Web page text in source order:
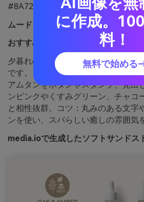
#8A7259
ムード：
柔らかい・ナチュラル・落
おすすめ用途：
ウェルネスブラン
夕暮れの暖かい砂岩のように、安心
です。ウェルネスブランドではクリ
アムタンをボタンやスタンプ、見出
ンピンクやくすみグリーン、チャコ
と相性抜群。コツ：丸みのある文字
ンを使い、スパらしい癒しの雰囲気
media.ioで生成したソフトサンドス
に作成。
料！
無料で始める